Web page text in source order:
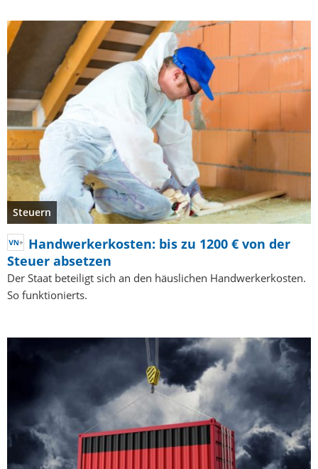
Steuern
Handwerkerkosten: bis zu 1200 € von der
Steuer absetzen
Der Staat beteiligt sich an den häuslichen Handwerkerkosten.
So funktionierts.